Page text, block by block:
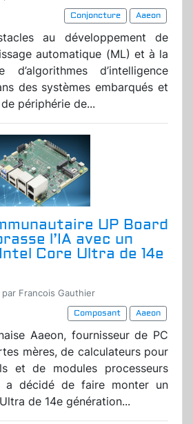
Conjoncture
Aaeon
au développement de
automatique (ML) et à la
d’intelligence
des systèmes embarqués et
périphérie de...
UP Board
l’IA avec un
Core Ultra de 14e
Francois Gauthier
Composant
Aaeon
Aaeon, fournisseur de PC
mères, de calculateurs pour
et de modules processeurs
a décidé de faire monter un
de 14e génération...